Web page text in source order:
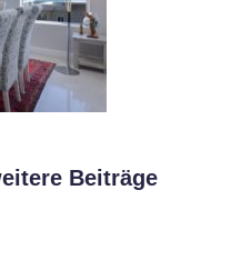
Beiträge